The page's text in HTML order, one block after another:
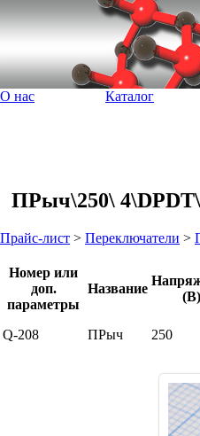
О нас Каталог
ПРыч\250\
Прайс-лист > Переключатели >
Номер или
доп.
параметры
Название
(В)
Q-208 ПРыч 250